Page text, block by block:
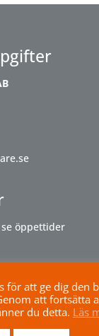
öppettider
för att ge dig den
att fortsätta
du detta. Läs